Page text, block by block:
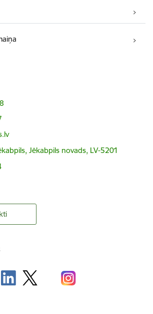
Jēkabpils novads, LV-5201